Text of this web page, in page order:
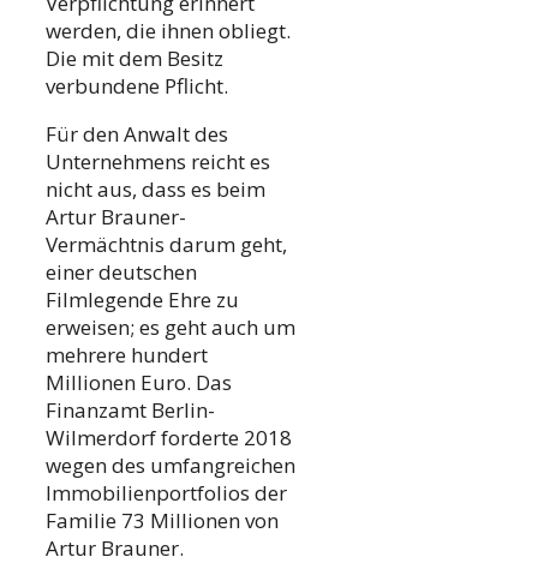
werden, die ihnen obliegt.
Die mit dem Besitz
verbundene Pflicht.
Für den Anwalt des
Unternehmens reicht es
nicht aus, dass es beim
Artur Brauner-
Vermächtnis darum geht,
einer deutschen
Filmlegende Ehre zu
erweisen; es geht auch um
mehrere hundert
Millionen Euro. Das
Finanzamt Berlin-
Wilmerdorf forderte 2018
wegen des umfangreichen
Immobilienportfolios der
Familie 73 Millionen von
Artur Brauner.